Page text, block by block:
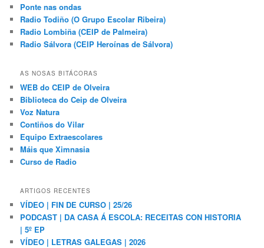
Ponte nas ondas
Radio Todiño (O Grupo Escolar Ribeira)
Radio Lombiña (CEIP de Palmeira)
Radio Sálvora (CEIP Heroínas de Sálvora)
AS NOSAS BITÁCORAS
WEB do CEIP de Olveira
Biblioteca do Ceip de Olveira
Voz Natura
Contiños do Vilar
Equipo Extraescolares
Máis que Ximnasia
Curso de Radio
ARTIGOS RECENTES
VÍDEO | FIN DE CURSO | 25/26
PODCAST | DA CASA Á ESCOLA: RECEITAS CON HISTORIA
| 5º EP
VÍDEO | LETRAS GALEGAS | 2026